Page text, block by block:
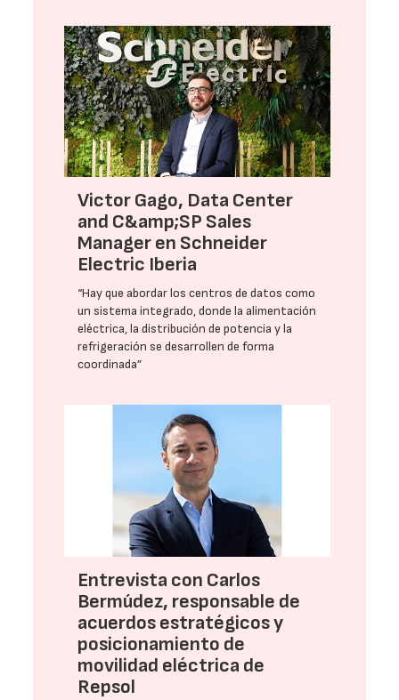
Victor Gago, Data Center
and C&amp;SP Sales
Manager en Schneider
Electric Iberia
“Hay que abordar los centros de datos como
un sistema integrado, donde la alimentación
eléctrica, la distribución de potencia y la
refrigeración se desarrollen de forma
coordinada”
Entrevista con Carlos
Bermúdez, responsable de
acuerdos estratégicos y
posicionamiento de
movilidad eléctrica de
Repsol